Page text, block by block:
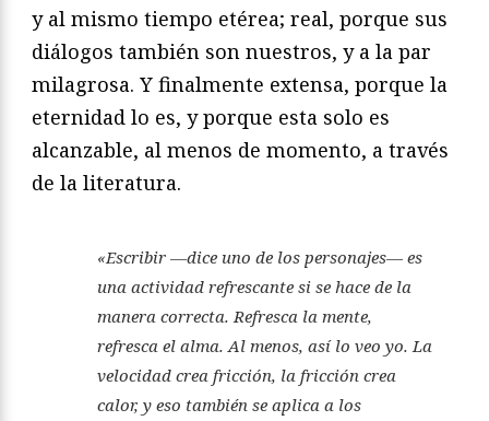
y al mismo tiempo etérea; real, porque sus
diálogos también son nuestros, y a la par
milagrosa. Y finalmente extensa, porque la
eternidad lo es, y porque esta solo es
alcanzable, al menos de momento, a través
de la literatura.
«Escribir —dice uno de los personajes— es
una actividad refrescante si se hace de la
manera correcta. Refresca la mente,
refresca el alma. Al menos, así lo veo yo. La
velocidad crea fricción, la fricción crea
calor, y eso también se aplica a los